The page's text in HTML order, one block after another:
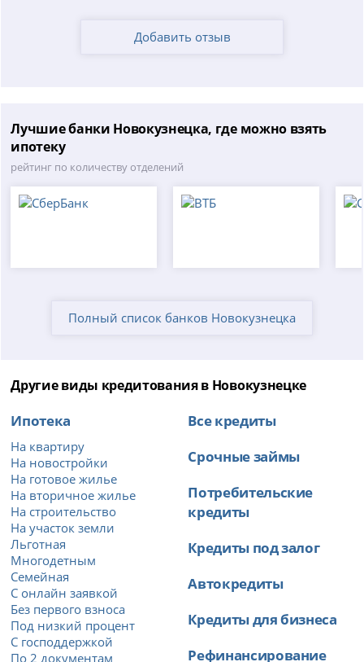
Добавить отзыв
Лучшие банки Новокузнецка, где можно взять
ипотеку
рейтинг по количеству отделений
Полный список банков Новокузнецка
Другие виды кредитования в Новокузнецке
Ипотека
На квартиру
На новостройки
На готовое жилье
На вторичное жилье
На строительство
На участок земли
Льготная
Многодетным
Семейная
С онлайн заявкой
Без первого взноса
Под низкий процент
С господдержкой
По 2 документам
Все кредиты
Срочные займы
Потребительские
кредиты
Кредиты под залог
Автокредиты
Кредиты для бизнеса
Рефинансирование